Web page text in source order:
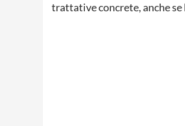
trattative concrete, anche